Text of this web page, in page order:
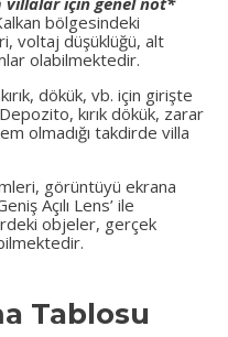
bölgesindeki
voltaj düşüklüğü, alt
olabilmektedir.
dökük, vb. için girişte
kırık dökük, zarar
olmadığı takdirde villa
görüntüyü ekrana
Açılı Lens’ ile
objeler, gerçek
Tablosu